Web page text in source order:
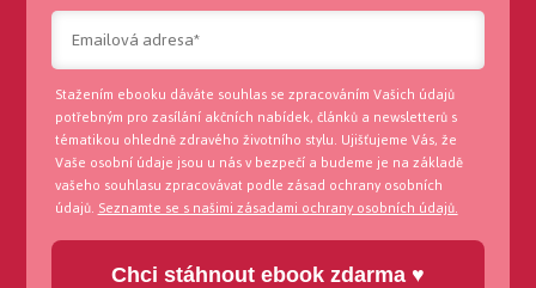
Stažením ebooku dáváte souhlas se zpracováním Vašich údajů
potřebným pro zasílání akčních nabídek, článků a newsletterů s
tématikou ohledně zdravého životního stylu. Ujišťujeme Vás, že
Vaše osobní údaje jsou u nás v bezpečí a budeme je na základě
vašeho souhlasu zpracovávat podle zásad ochrany osobních
údajů.Seznamte se s našimi zásadami ochrany osobních údajů.
Chci stáhnout ebook zdarma ♥